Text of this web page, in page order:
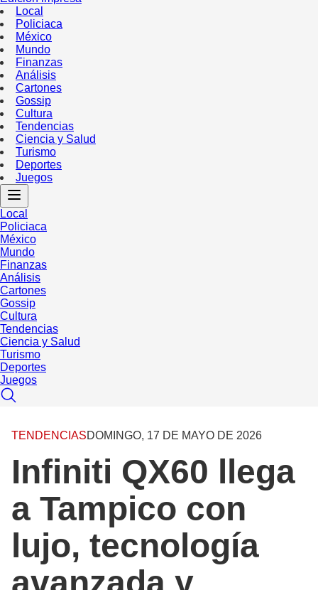
Local
Policiaca
México
Mundo
Finanzas
Análisis
Cartones
Gossip
Cultura
Tendencias
Ciencia y Salud
Turismo
Deportes
Juegos
Local
Policiaca
México
Mundo
Finanzas
Análisis
Cartones
Gossip
Cultura
Tendencias
Ciencia y Salud
Turismo
Deportes
Juegos
TENDENCIASDOMINGO, 17 DE MAYO DE 2026
Infiniti QX60 llega
a Tampico con
lujo, tecnología